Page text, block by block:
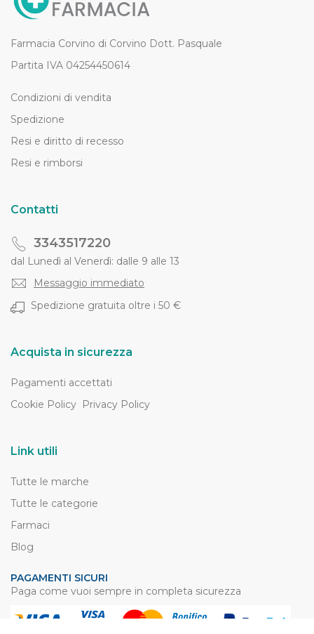
Farmacia Corvino di Corvino Dott. Pasquale
Partita IVA 04254450614
Condizioni di vendita
Spedizione
Resi e diritto di recesso
Resi e rimborsi
Contatti
3343517220
dal Lunedì al Venerdì: dalle 9 alle 13
Messaggio immediato
Spedizione gratuita oltre i 50 €
Acquista in sicurezza
Pagamenti accettati
Cookie Policy Privacy Policy
Link utili
Tutte le marche
Tutte le categorie
Farmaci
Blog
PAGAMENTI SICURI
Paga come vuoi sempre in completa sicurezza